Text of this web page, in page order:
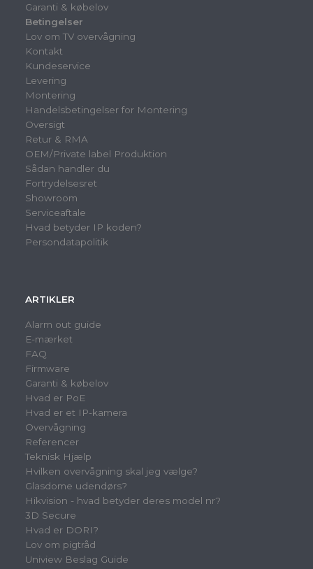
Garanti & købelov
Betingelser
Lov om TV overvågning
Kontakt
Kundeservice
Levering
Montering
Handelsbetingelser for Montering
Oversigt
Retur & RMA
OEM/Private label Produktion
Sådan handler du
Fortrydelsesret
Showroom
Serviceaftale
Hvad betyder IP koden?
Persondatapolitik
ARTIKLER
Alarm out guide
E-mærket
FAQ
Firmware
Garanti & købelov
Hvad er PoE
Hvad er et IP-kamera
Overvågning
Referencer
Teknisk Hjælp
Hvilken overvågning skal jeg vælge?
Glasdome udendørs?
Hikvision - hvad betyder deres model nr?
3D Secure
Hvad er DORI?
Lov om pigtråd
Uniview Beslag Guide